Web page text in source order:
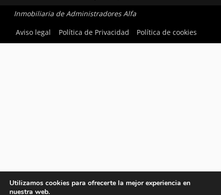
Inmobiliaria de Administradores Alfa
Aviso legal
Política de Privacidad Política de cookies
Utilizamos cookies para ofrecerte la mejor experiencia en
nuestra web.